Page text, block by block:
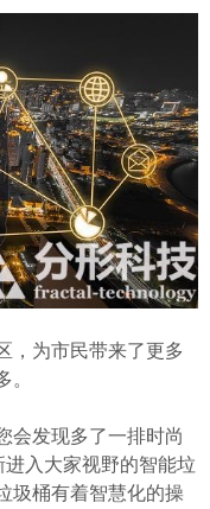
为市民带来了更多
。
发现多了一排时尚
进入大家视野的智能垃
圾桶有着智慧化的操